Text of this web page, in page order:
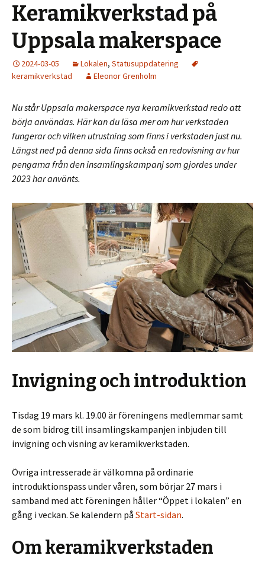
Keramikverkstad på
Uppsala makerspace
2024-03-05 Lokalen, Statusuppdatering
keramikverkstad
Eleonor Grenholm
Nu står Uppsala makerspace nya keramikverkstad redo att
börja användas. Här kan du läsa mer om hur verkstaden
fungerar och vilken utrustning som finns i verkstaden just nu.
Längst ned på denna sida finns också en redovisning av hur
pengarna från den insamlingskampanj som gjordes under
2023 har använts.
Invigning och introduktion
Tisdag 19 mars kl. 19.00 är föreningens medlemmar samt
de som bidrog till insamlingskampanjen inbjuden till
invigning och visning av keramikverkstaden.
Övriga intresserade är välkomna på ordinarie
introduktionspass under våren, som börjar 27 mars i
samband med att föreningen håller “Öppet i lokalen” en
gång i veckan. Se kalendern på Start-sidan.
Om keramikverkstaden